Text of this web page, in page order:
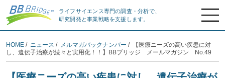
ライフサイエンス専門の調査・分析で、
研究開発と事業戦略を支援します。
HOME / ニュース / メルマガバックナンバー / 【医療ニーズの高い疾患に対
し、遺伝子治療が続々と実用化！！】BBブリッジ メールマガジン No.49